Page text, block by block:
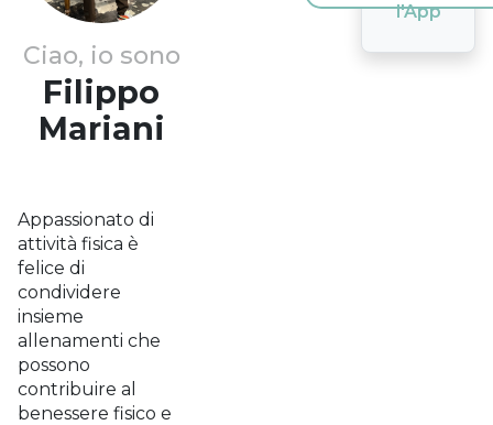
Ciao, io sono
Filippo
Mariani
Appassionato di
attività fisica è
felice di
condividere
insieme
allenamenti che
possono
contribuire al
benessere fisico e
l'App